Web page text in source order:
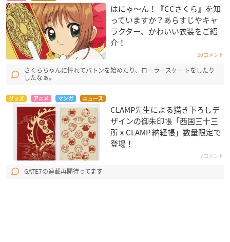
はにゃ〜ん！『CCさくら』を知
っていますか？あらすじやキャ
ラクター、かわいい衣装をご紹
介！
20コメント
さくらちゃんに憧れてバトンを始めたり、ローラースケートをしたり
したなぁ。
グッズ アニメ マンガ ニュース
CLAMP先生による描き下ろしデ
ザインの御朱印帳「西国三十三
所ｘCLAMP 納経帳」数量限定で
登場！
7コメント
GATE7の連載再開待ってます